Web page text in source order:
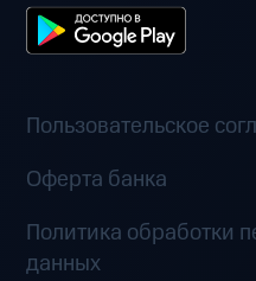
Пользовательское
Оферта банка
Политика обработки
данных